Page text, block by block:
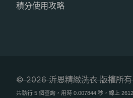
積分使用攻略
© 2026 沂恩精緻洗衣 版權所
共執行 5 個查詢，用時 0.007844 秒，線上